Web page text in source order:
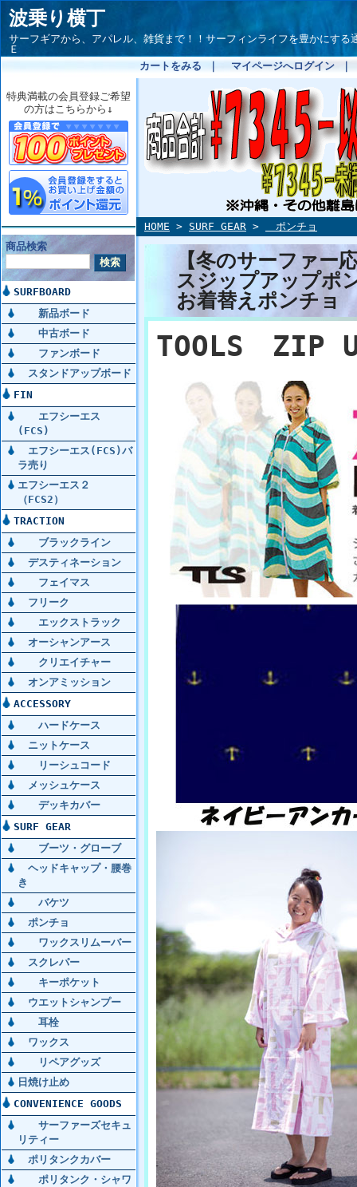
波乗り横丁
サーフギアから、アパレル、雑貨まで！！サーフィンライフを豊かに
Ｅ
カートをみる
マイページへログイン
特典満載の会員登録ご希望
の方はこちらから↓
商品検索
SURFBOARD
新品ボード
中古ボード
ファンボード
スタンドアップボード
FIN
エフシーエス
(FCS)
エフシーエス(FCS)バ
ラ売り
エフシーエス２
（FCS2）
TRACTION
ブラックライン
デスティネーション
フェイマス
フリーク
エックストラック
オーシャンアース
クリエイチャー
オンアミッション
ACCESSORY
ハードケース
ニットケース
リーシュコード
メッシュケース
デッキカバー
SURF GEAR
ブーツ・グローブ
ヘッドキャップ・腰巻
き
バケツ
ポンチョ
ワックスリムーバー
スクレパー
キーポケット
ウエットシャンプー
耳栓
ワックス
リペアグッズ
日焼け止め
CONVENIENCE GOODS
サーファーズセキュ
リティー
ポリタンクカバー
ポリタンク・シャワ
HOME > SURF GEAR > ポンチョ
【冬のサーファー
スジップアップ
お着替えポンチ
TOOLS ZIP